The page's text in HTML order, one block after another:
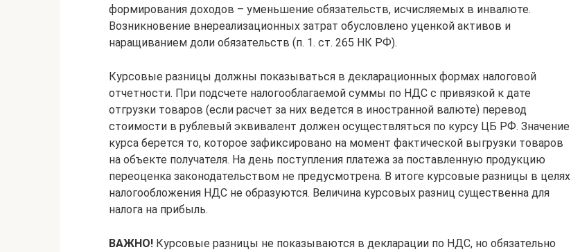
формирования доходов – уменьшение обязательств, исчисляемых в инвалюте.
Возникновение внереализационных затрат обусловлено уценкой активов и
наращиванием доли обязательств (п. 1. ст. 265 НК РФ).
Курсовые разницы должны показываться в декларационных формах налоговой
отчетности. При подсчете налогооблагаемой суммы по НДС с привязкой к дате
отгрузки товаров (если расчет за них ведется в иностранной валюте) перевод
стоимости в рублевый эквивалент должен осуществляться по курсу ЦБ РФ. Значение
курса берется то, которое зафиксировано на момент фактической выгрузки товаров
на объекте получателя. На день поступления платежа за поставленную продукцию
переоценка законодательством не предусмотрена. В итоге курсовые разницы в целях
налогообложения НДС не образуются. Величина курсовых разниц существенна для
налога на прибыль.
ВАЖНО! Курсовые разницы не показываются в декларации по НДС, но обязательно